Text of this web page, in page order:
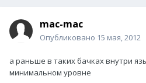
mac-mac
Опубликовано 15 мая, 2012
а раньше в таких бачках внутри
минимальном уровне